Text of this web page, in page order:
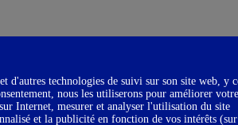
d'autres technologies de suivi sur son site web, y
nous les utiliserons pour améliorer votre
Internet, mesurer et analyser l'utilisation du site
et la publicité en fonction de vos intérêts